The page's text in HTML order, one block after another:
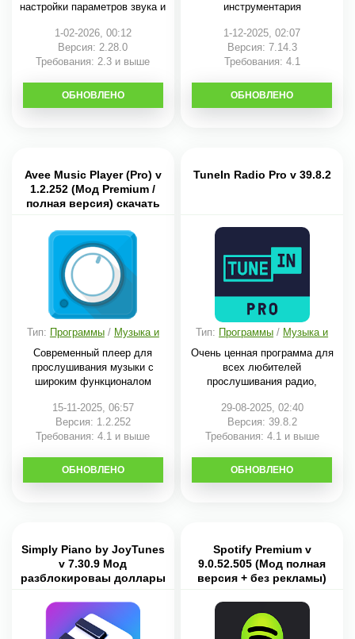
настройки параметров звука и
1-02-2026, 00:12
Версия: 2.28.0
Требования: 2.3 и выше
СКАЧАТЬ
ОБНОВЛЕНО
инструментария
1-12-2025, 02:07
Версия: 7.14.3
Требования: 4.1
СКАЧАТЬ
ОБНОВЛЕНО
Avee Music Player (Pro) v
1.2.252 (Мод Premium /
полная версия) скачать
Тип: Программы/ Музыка и
Современный плеер для
прослушивания музыки с
широким функционалом
15-11-2025, 06:57
Версия: 1.2.252
Требования: 4.1 и выше
СКАЧАТЬ
ОБНОВЛЕНО
TuneIn Radio Pro v 39.8.2
Тип: Программы / Музыка и
Очень ценная программа для
всех любителей
прослушивания радио,
29-08-2025, 02:40
Версия: 39.8.2
Требования: 4.1 и выше
СКАЧАТЬ
ОБНОВЛЕНО
Simply Piano by JoyTunes
v 7.30.9 Мод
разблокироваы доллары
Spotify Premium v
9.0.52.505 (Мод полная
версия + без рекламы)